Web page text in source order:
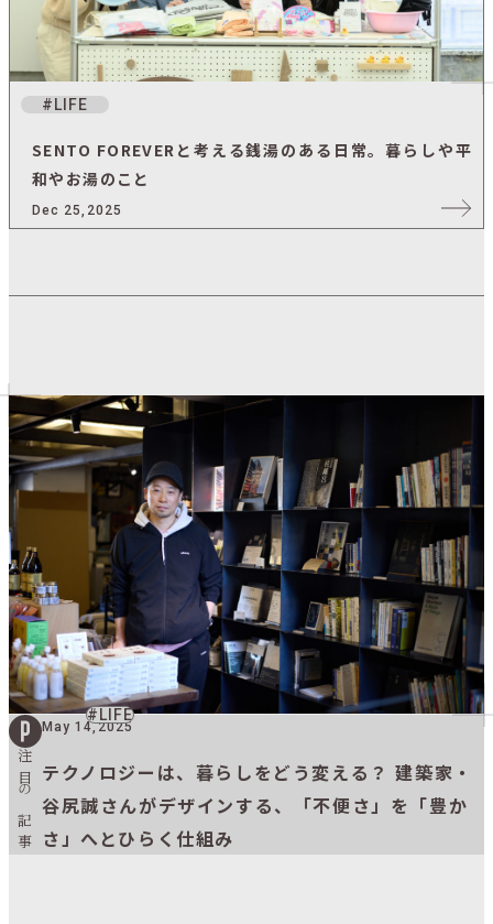
LIFE
SENTO FOREVERと考える銭湯のある日常。暮らしや平
和やお湯のこと
Dec 25,2025
注目の記事
May 14,2025
LIFE
テクノロジーは、暮らしをどう変える？ 建築家・
谷尻誠さんがデザインする、「不便さ」を「豊か
さ」へとひらく仕組み